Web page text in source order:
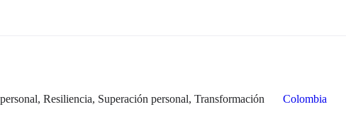
,Resiliencia, Superación personal,Transformación Colombia